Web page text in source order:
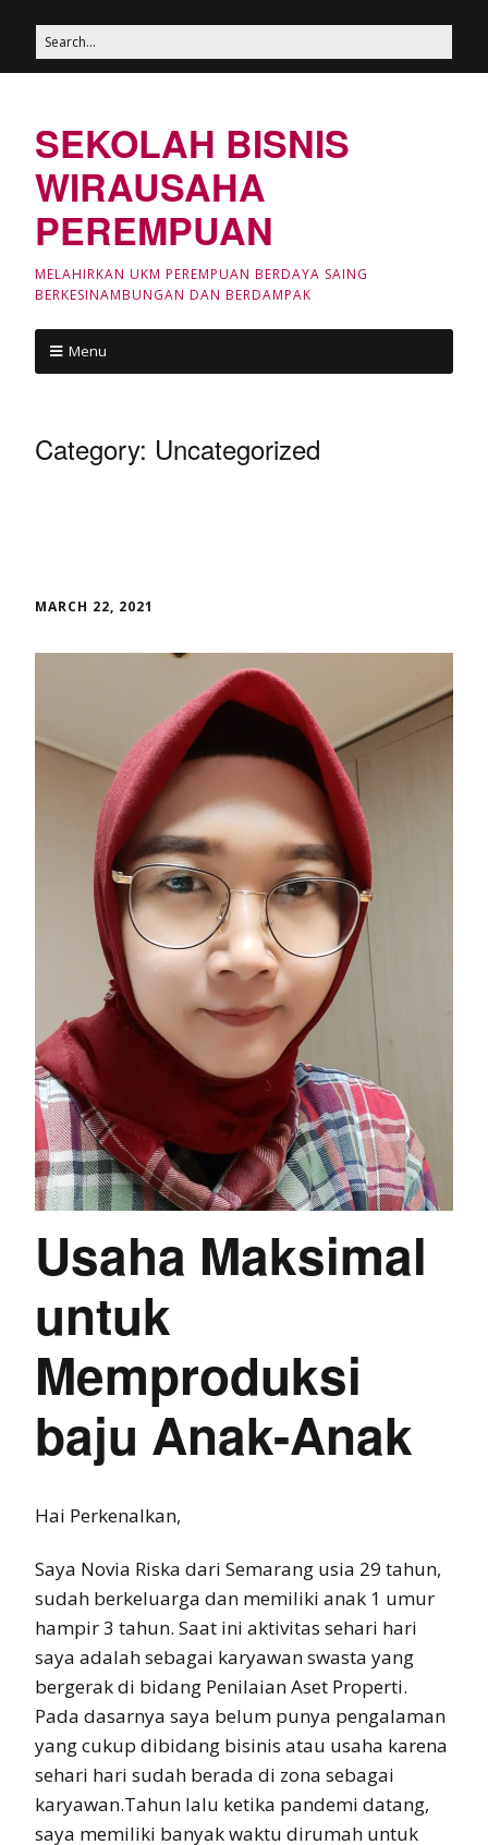
SEKOLAH BISNIS
WIRAUSAHA
PEREMPUAN
MELAHIRKAN UKM PEREMPUAN BERDAYA SAING
BERKESINAMBUNGAN DAN BERDAMPAK
Menu
Category: Uncategorized
MARCH 22, 2021
Usaha Maksimal
untuk
Memproduksi
baju Anak-Anak
Hai Perkenalkan,
Saya Novia Riska dari Semarang usia 29 tahun,
sudah berkeluarga dan memiliki anak 1 umur
hampir 3 tahun. Saat ini aktivitas sehari hari
saya adalah sebagai karyawan swasta yang
bergerak di bidang Penilaian Aset Properti.
Pada dasarnya saya belum punya pengalaman
yang cukup dibidang bisinis atau usaha karena
sehari hari sudah berada di zona sebagai
karyawan.Tahun lalu ketika pandemi datang,
saya memiliki banyak waktu dirumah untuk